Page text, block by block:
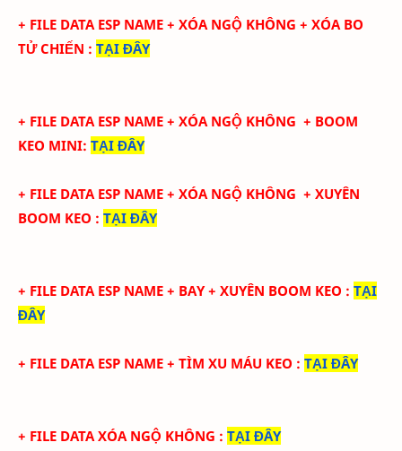
+ FILE DATA ESP NAME + XÓA NGỘ KHÔNG + XÓA BO
TỬ CHIẾN : TẠI ĐÂY
+ FILE DATA ESP NAME + XÓA NGỘ KHÔNG + BOOM
KEO MINI: TẠI ĐÂY
+ FILE DATA ESP NAME + XÓA NGỘ KHÔNG + XUYÊN
BOOM KEO : TẠI ĐÂY
+ FILE DATA ESP NAME + BAY + XUYÊN BOOM KEO : TẠI
ĐÂY
+ FILE DATA ESP NAME + TÌM XU MÁU KEO : TẠI ĐÂY
+ FILE DATA XÓA NGỘ KHÔNG : TẠI ĐÂY